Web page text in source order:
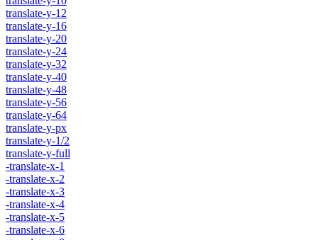
translate-y-12
translate-y-16
translate-y-20
translate-y-24
translate-y-32
translate-y-40
translate-y-48
translate-y-56
translate-y-64
translate-y-px
translate-y-1/2
translate-y-full
-translate-x-1
-translate-x-2
-translate-x-3
-translate-x-4
-translate-x-5
-translate-x-6